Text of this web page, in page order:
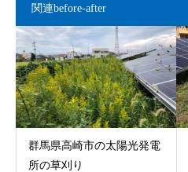
関連before-after
群馬県高崎市の太陽光発電
所の草刈り